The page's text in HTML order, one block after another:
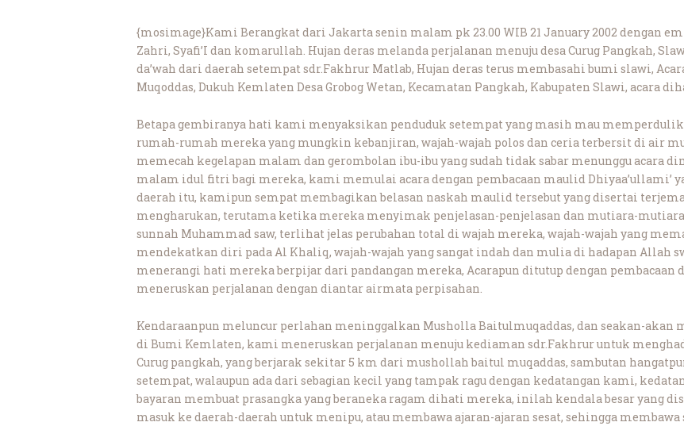
{mosimage}Kami Berangkat dari Jakarta senin malam pk 23.00 WIB 21 January 2002 dengan
Zahri, Syafi’I dan komarullah. Hujan deras melanda perjalanan menuju desa Curug Pangkah,
da’wah dari daerah setempat sdr.Fakhrur Matlab, Hujan deras terus membasahi bumi slawi,
Muqoddas, Dukuh Kemlaten Desa Grobog Wetan, Kecamatan Pangkah, Kabupaten Slawi, acara
Betapa gembiranya hati kami menyaksikan penduduk setempat yang masih mau
rumah-rumah mereka yang mungkin kebanjiran, wajah-wajah polos dan ceria terbersit di air
memecah kegelapan malam dan gerombolan ibu-ibu yang sudah tidak sabar menunggu acara
malam idul fitri bagi mereka, kami memulai acara dengan pembacaan maulid Dhiyaa’ullami’
daerah itu, kamipun sempat membagikan belasan naskah maulid tersebut yang disertai
mengharukan, terutama ketika mereka menyimak penjelasan-penjelasan dan mutiara-
sunnah Muhammad saw, terlihat jelas perubahan total di wajah mereka, wajah-wajah yang
mendekatkan diri pada Al Khaliq, wajah-wajah yang sangat indah dan mulia di hadapan Allah
menerangi hati mereka berpijar dari pandangan mereka, Acarapun ditutup dengan pembacaan
meneruskan perjalanan dengan diantar airmata perpisahan.
Kendaraanpun meluncur perlahan meninggalkan Musholla Baitulmuqaddas, dan seakan-akan
di Bumi Kemlaten, kami meneruskan perjalanan menuju kediaman sdr.Fakhrur untuk
Curug pangkah, yang berjarak sekitar 5 km dari mushollah baitul muqaddas, sambutan
setempat, walaupun ada dari sebagian kecil yang tampak ragu dengan kedatangan kami,
bayaran membuat prasangka yang beraneka ragam dihati mereka, inilah kendala besar yang
masuk ke daerah-daerah untuk menipu, atau membawa ajaran-ajaran sesat, sehingga